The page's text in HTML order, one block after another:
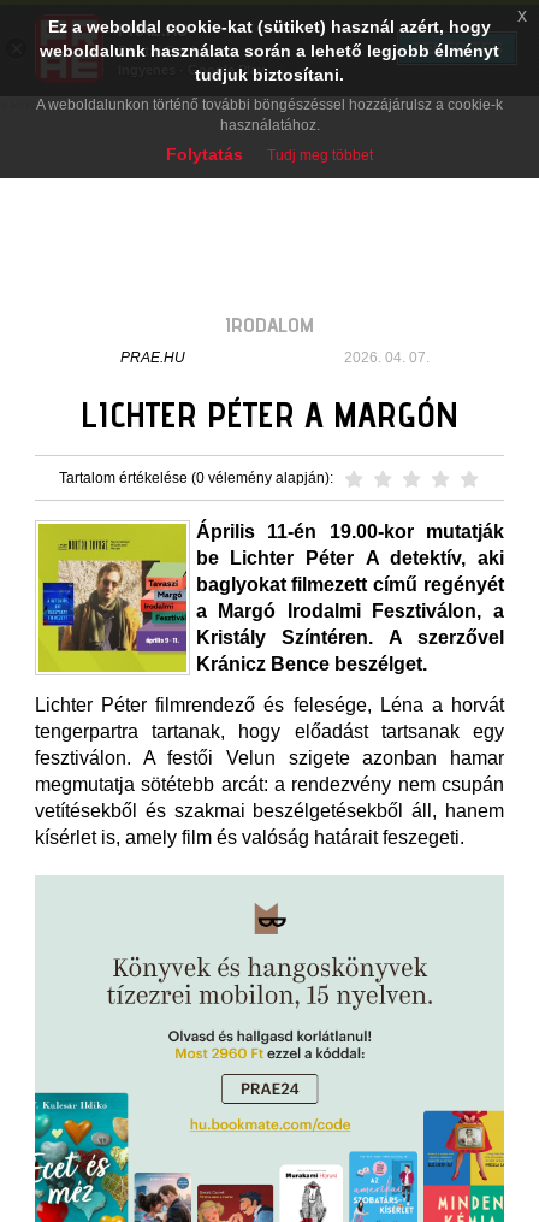
IRODALOM
PRAE.HU 2026. 04. 07.
LICHTER PÉTER A MARGÓN
Tartalom értékelése (0 vélemény alapján):
Április 11-én 19.00-kor mutatják
be Lichter Péter A detektív, aki
baglyokat filmezett című regényét
a Margó Irodalmi Fesztiválon, a
Kristály Színtéren. A szerzővel
Kránicz Bence beszélget.
Lichter Péter filmrendező és felesége, Léna a horvát
tengerpartra tartanak, hogy előadást tartsanak egy
fesztiválon. A festői Velun szigete azonban hamar
megmutatja sötétebb arcát: a rendezvény nem csupán
vetítésekből és szakmai beszélgetésekből áll, hanem
kísérlet is, amely film és valóság határait feszegeti.
Ez a weboldal cookie-kat (sütiket) használ azért, hogy
weboldalunk használata során a lehető legjobb élményt
tudjuk biztosítani.
A weboldalunkon történő további böngészéssel hozzájárulsz a cookie-k
használatához.
Folytatás Tudj meg többet
x
PRAE.HU
Digital Evolution
Ingyenes - Google Play
TELEPÍTÉS